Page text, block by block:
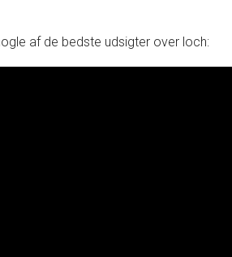
af de bedste udsigter over loch: